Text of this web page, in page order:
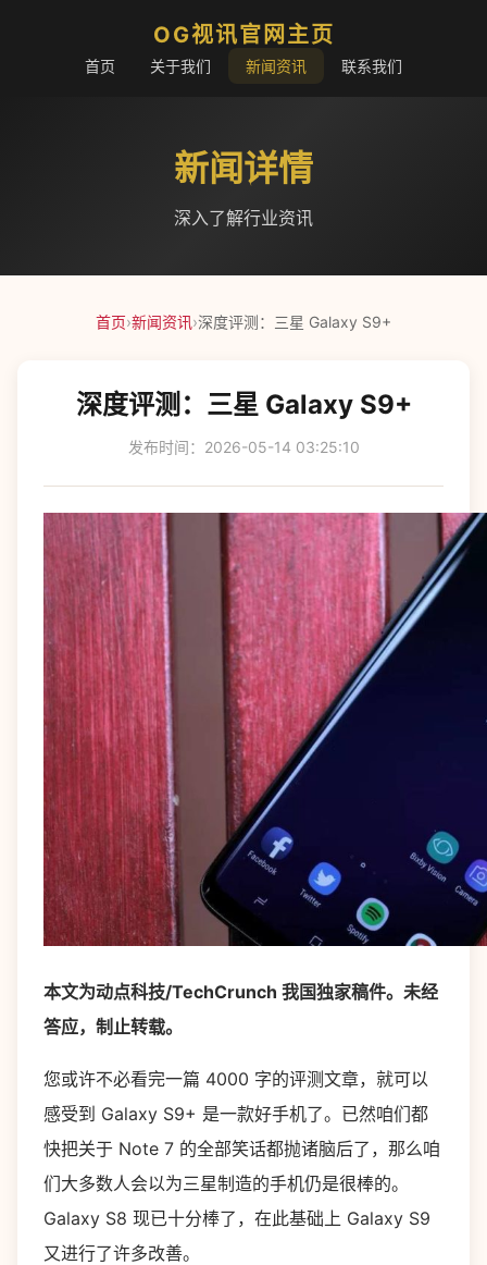
OG视讯官网主页
首页 关于我们 新闻资讯 联系我们
新闻详情
深入了解行业资讯
首页›新闻资讯›深度评测：三星 Galaxy S9+
深度评测：三星 Galaxy S9+
发布时间：2026-05-14 03:25:10
本文为动点科技/TechCrunch 我国独家稿件。未经
答应，制止转载。
您或许不必看完一篇 4000 字的评测文章，就可以
感受到 Galaxy S9+ 是一款好手机了。已然咱们都
快把关于 Note 7 的全部笑话都抛诸脑后了，那么咱
们大多数人会以为三星制造的手机仍是很棒的。
Galaxy S8 现已十分棒了，在此基础上 Galaxy S9
又进行了许多改善。